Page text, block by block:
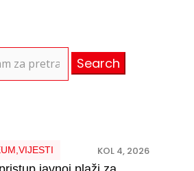
VIJESTI KOL 4, 2026